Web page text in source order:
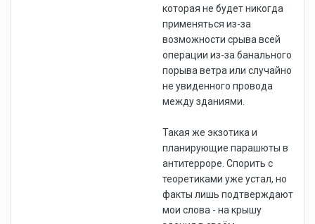
которая не будет никогда
применяться из-за
возможности срыва всей
операции из-за банального
порыва ветра или случайно
не увиденного провода
между зданиями.
Такая же экзотика и
планирующие парашюты в
антитерроре. Спорить с
теоретиками уже устал, но
факты лишь подтверждают
мои слова - на крышу